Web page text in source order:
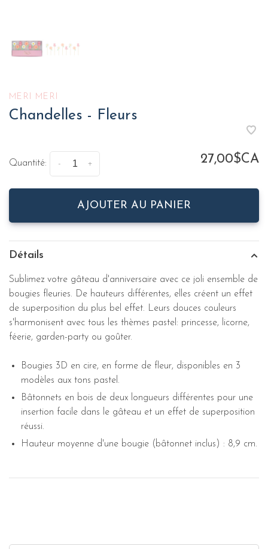
MERI MERI
Chandelles - Fleurs
Quantité: +
- 27,00$CA
AJOUTER AU PANIER
Détails
Sublimez votre gâteau d'anniversaire avec ce joli ensemble de
bougies fleuries. De hauteurs différentes, elles créent un effet
de superposition du plus bel effet. Leurs douces couleurs
s'harmonisent avec tous les thèmes pastel: princesse, licorne,
féerie, garden-party ou goûter.
Bougies 3D en cire, en forme de fleur, disponibles en 3
modèles aux tons pastel.
Bâtonnets en bois de deux longueurs différentes pour une
insertion facile dans le gâteau et un effet de superposition
réussi.
Hauteur moyenne d'une bougie (bâtonnet inclus) : 8,9 cm.